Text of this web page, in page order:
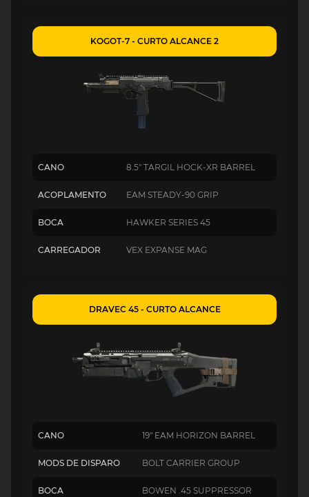
KOGOT-7 - CURTO ALCANCE 2
CANO 8.5" TARGIL HOCK-XR BARREL
ACOPLAMENTO EAM STEADY-90 GRIP
BOCA HAWKER SERIES 45
CARREGADOR VEX EXPANSE MAG
DRAVEC 45 - CURTO ALCANCE
CANO 19" EAM HORIZON BARREL
MODS DE DISPARO BOLT CARRIER GROUP
BOCA BOWEN .45 SUPPRESSOR